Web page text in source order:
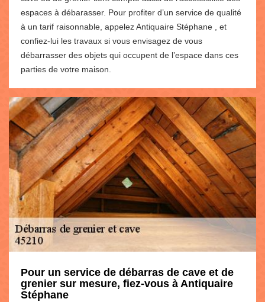
espaces à débarasser. Pour profiter d’un service de qualité
à un tarif raisonnable, appelez Antiquaire Stéphane , et
confiez-lui les travaux si vous envisagez de vous
débarrasser des objets qui occupent de l’espace dans ces
parties de votre maison.
Pour un service de débarras de cave et de
grenier sur mesure, fiez-vous à Antiquaire
Stéphane